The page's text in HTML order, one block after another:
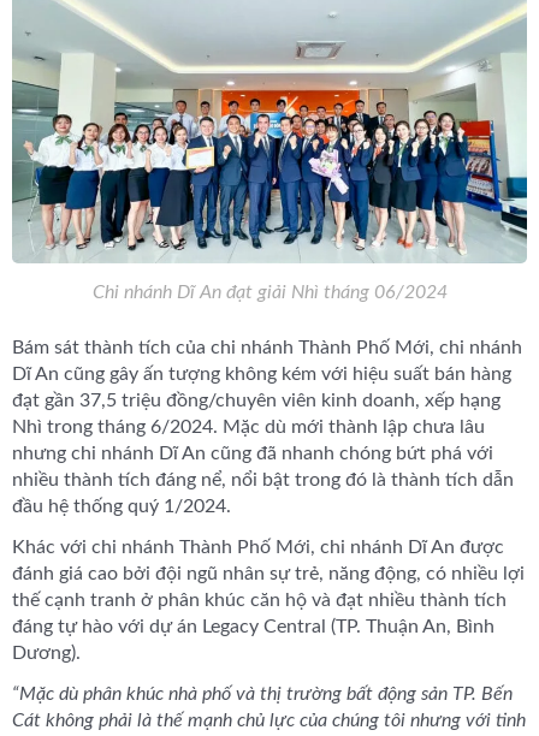
Chi nhánh Dĩ An đạt giải Nhì tháng 06/2024
Bám sát thành tích của chi nhánh Thành Phố Mới, chi nhánh
Dĩ An cũng gây ấn tượng không kém với hiệu suất bán hàng
đạt gần 37,5 triệu đồng/chuyên viên kinh doanh, xếp hạng
Nhì trong tháng 6/2024. Mặc dù mới thành lập chưa lâu
nhưng chi nhánh Dĩ An cũng đã nhanh chóng bứt phá với
nhiều thành tích đáng nể, nổi bật trong đó là thành tích dẫn
đầu hệ thống quý 1/2024.
Khác với chi nhánh Thành Phố Mới, chi nhánh Dĩ An được
đánh giá cao bởi đội ngũ nhân sự trẻ, năng động, có nhiều lợi
thế cạnh tranh ở phân khúc căn hộ và đạt nhiều thành tích
đáng tự hào với dự án Legacy Central (TP. Thuận An, Bình
Dương).
“Mặc dù phân khúc nhà phố và thị trường bất động sản TP. Bến
Cát không phải là thế mạnh chủ lực của chúng tôi nhưng với tinh